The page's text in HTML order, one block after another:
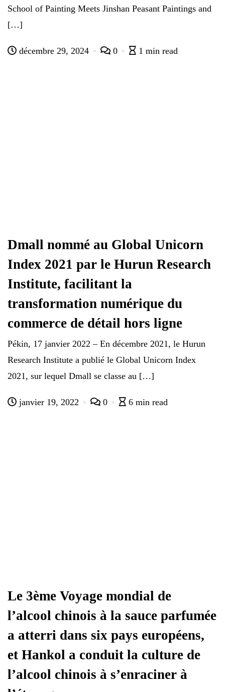
School of Painting Meets Jinshan Peasant Paintings and
[…]
décembre 29, 2024 0 1 min read
Dmall nommé au Global Unicorn
Index 2021 par le Hurun Research
Institute, facilitant la
transformation numérique du
commerce de détail hors ligne
Pékin, 17 janvier 2022 – En décembre 2021, le Hurun
Research Institute a publié le Global Unicorn Index
2021, sur lequel Dmall se classe au […]
janvier 19, 2022 0 6 min read
Le 3ème Voyage mondial de
l’alcool chinois à la sauce parfumée
a atterri dans six pays européens,
et Hankol a conduit la culture de
l’alcool chinois à s’enraciner à